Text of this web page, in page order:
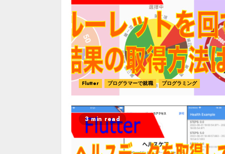
Flutter プログラマーで就職 プログラミング
3 min read